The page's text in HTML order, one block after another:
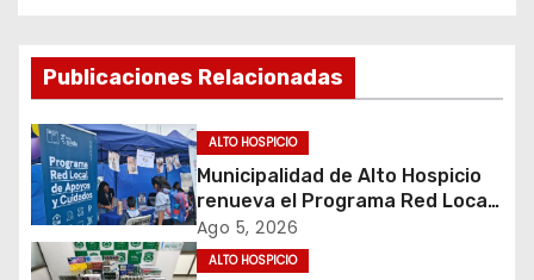
g
a
c
i
ó
Publicaciones Relacionadas
ALTO HOSPICIO
Municipalidad de Alto Hospicio
renueva el Programa Red Local
de Apoyos y Cuidados
Ago 5, 2026
ALTO HOSPICIO